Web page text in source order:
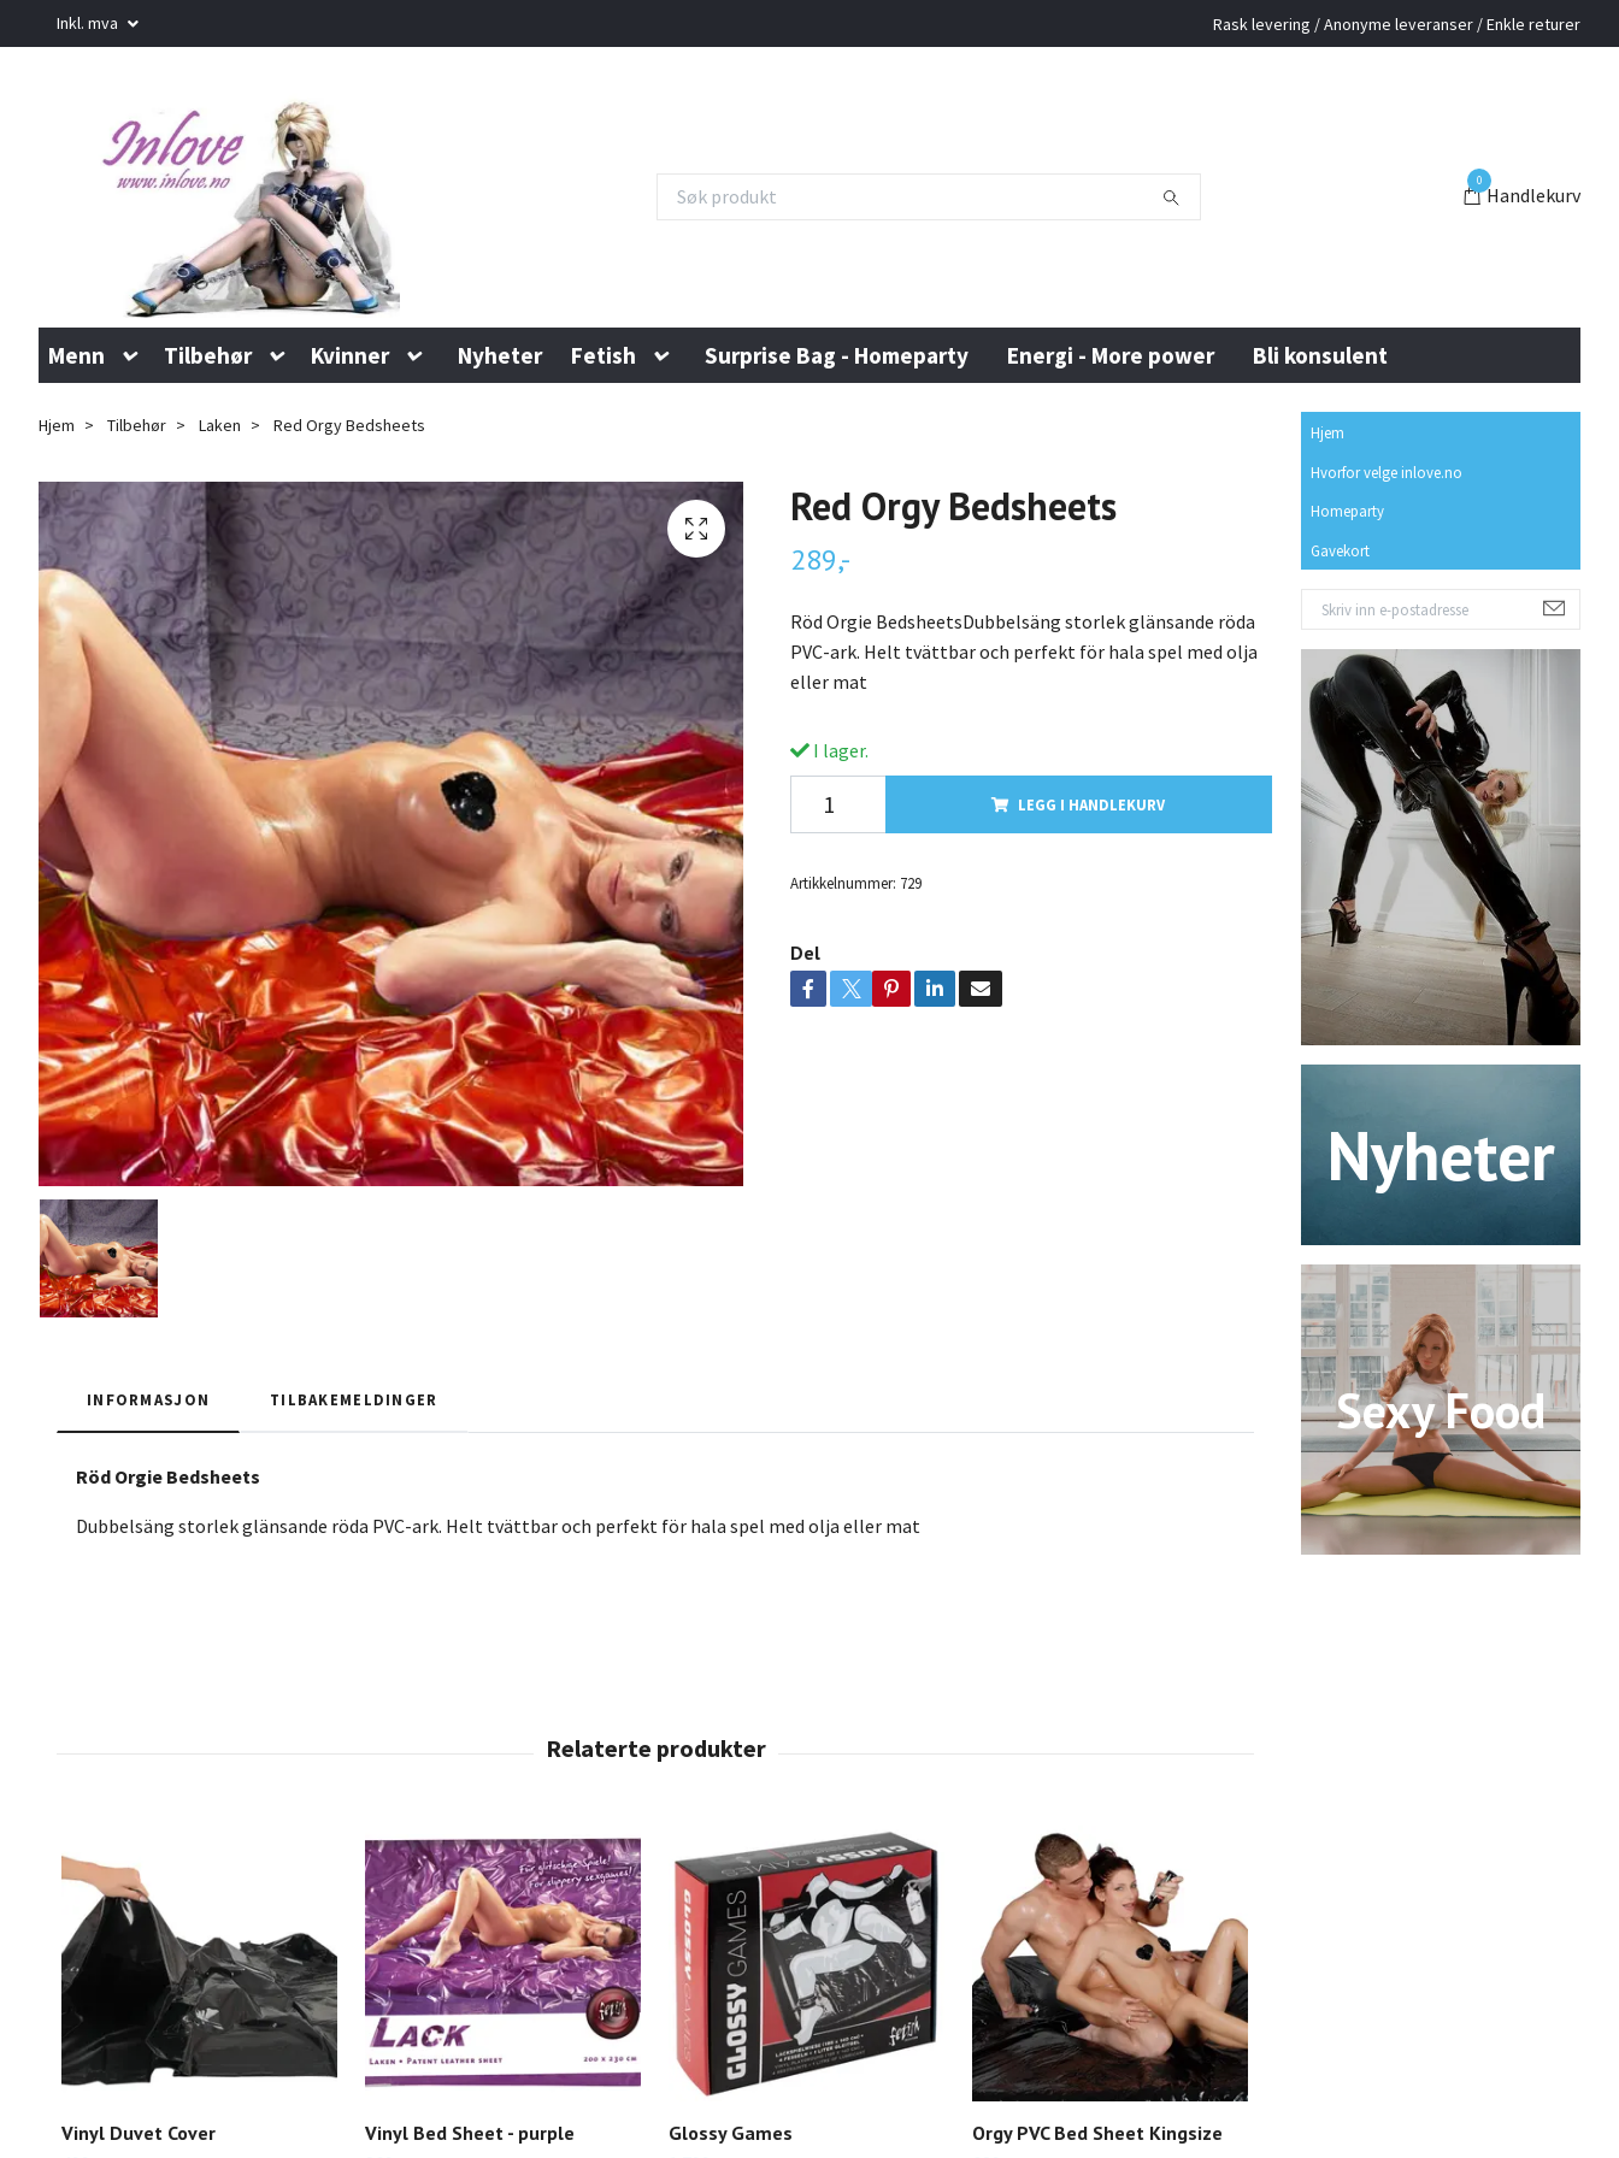
Inkl. mva Rask levering / Anonyme leveranser / Enkle returer
0
Handlekurv
Menn Tilbehør Kvinner Nyheter Fetish Surprise Bag - Homeparty Energi - More power Bli konsulent
Hjem
Hvorfor velge inlove.no
Homeparty
Gavekort
Nyheter
Sexy Food
Hjem Tilbehør Laken Red Orgy Bedsheets
Red Orgy Bedsheets
289,-
Röd Orgie BedsheetsDubbelsäng storlek glänsande röda
PVC-ark. Helt tvättbar och perfekt för hala spel med olja
eller mat
I lager.
LEGG I HANDLEKURV
Artikkelnummer: 729
Del
INFORMASJON TILBAKEMELDINGER
Röd Orgie Bedsheets
Dubbelsäng storlek glänsande röda PVC-ark. Helt tvättbar och perfekt för hala spel med olja eller mat
Vinyl Duvet Cover
Vinyl Bed Sheet - purple
Glossy Games
Orgy PVC Bed Sheet Kingsize